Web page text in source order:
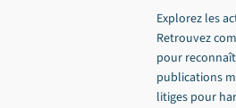
Explorez les
Retrouvez
pour
publications
litiges pour